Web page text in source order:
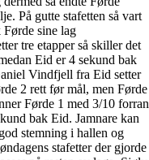
På gutte stafetten så vart
Førde sine lag
tre etapper så skiller det
Eid er 4 sekund bak
Vindfjell fra Eid setter
2 rett før mål, men Førde
Førde 1 med 3/10 forran
bak Eid. Jamnare kan
stemning i hallen og
stafetter der gjorde